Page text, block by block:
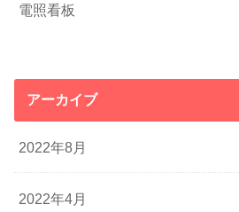
電照看板
アーカイブ
2022年8月
2022年4月